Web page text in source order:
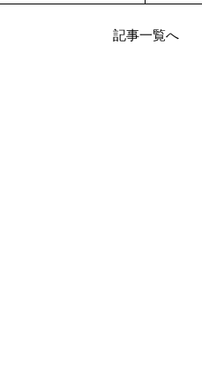
記事一覧へ